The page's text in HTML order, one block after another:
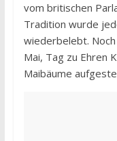
vom britischen
Tradition wurde
wiederbelebt.
Mai, Tag zu Ehren
Maibäume